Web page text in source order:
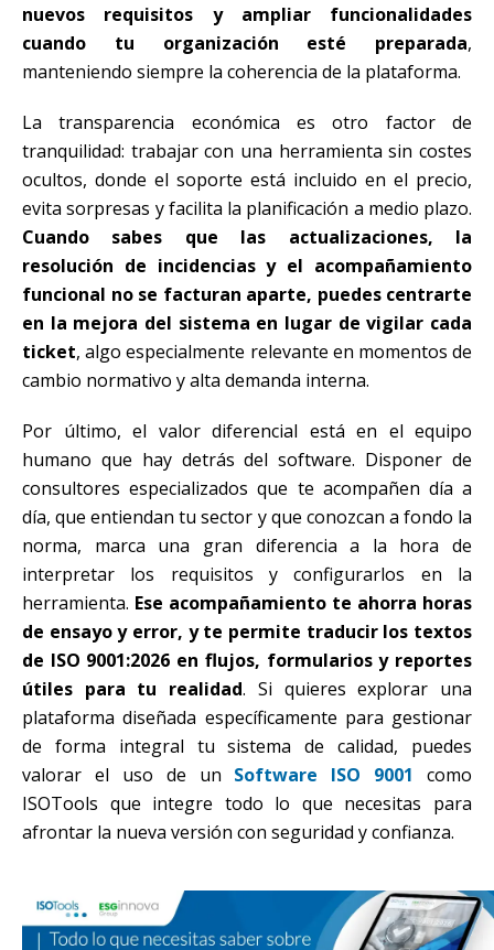
nuevos requisitos y ampliar funcionalidades
cuando tu organización esté preparada,
manteniendo siempre la coherencia de la plataforma.
La transparencia económica es otro factor de
tranquilidad: trabajar con una herramienta sin costes
ocultos, donde el soporte está incluido en el precio,
evita sorpresas y facilita la planificación a medio plazo.
Cuando sabes que las actualizaciones, la
resolución de incidencias y el acompañamiento
funcional no se facturan aparte, puedes centrarte
en la mejora del sistema en lugar de vigilar cada
ticket, algo especialmente relevante en momentos de
cambio normativo y alta demanda interna.
Por último, el valor diferencial está en el equipo
humano que hay detrás del software. Disponer de
consultores especializados que te acompañen día a
día, que entiendan tu sector y que conozcan a fondo la
norma, marca una gran diferencia a la hora de
interpretar los requisitos y configurarlos en la
herramienta. Ese acompañamiento te ahorra horas
de ensayo y error, y te permite traducir los textos
de ISO 9001:2026 en flujos, formularios y reportes
útiles para tu realidad. Si quieres explorar una
plataforma diseñada específicamente para gestionar
de forma integral tu sistema de calidad, puedes
valorar el uso de un Software ISO 9001
como
ISOTools que integre todo lo que necesitas para
afrontar la nueva versión con seguridad y confianza.